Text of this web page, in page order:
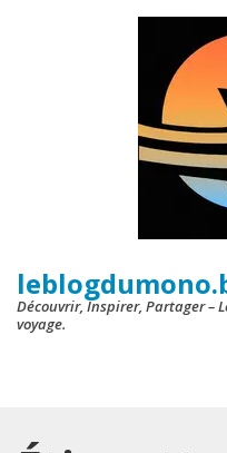
Découvrir, Inspirer, Partager –
voyage.